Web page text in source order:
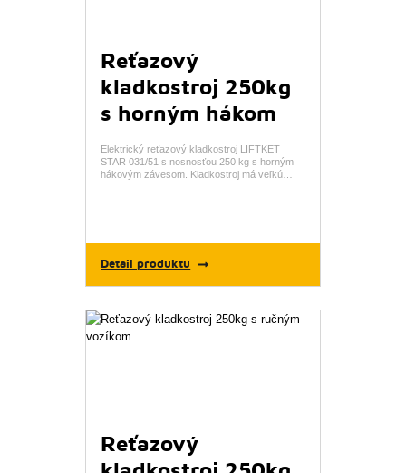
Reťazový
kladkostroj 250kg
s horným hákom
Elektrický reťazový kladkostroj LIFTKET
STAR 031/51 s nosnosťou 250 kg s horným
hákovým závesom. Kladkostroj má veľkú…
Detail produktu
Reťazový